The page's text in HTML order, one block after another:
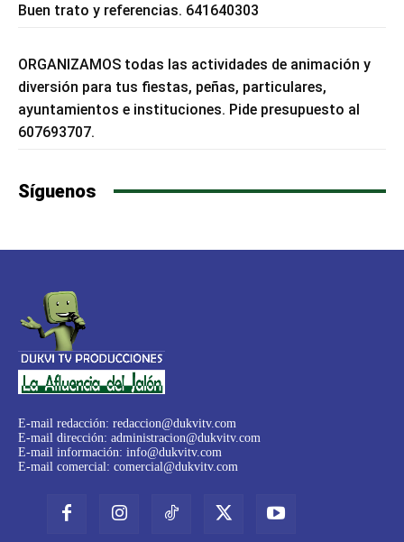
Buen trato y referencias. 641640303
ORGANIZAMOS todas las actividades de animación y
diversión para tus fiestas, peñas, particulares,
ayuntamientos e instituciones. Pide presupuesto al
607693707.
Síguenos
E-mail redacción: redaccion@dukvitv.com
E-mail dirección: administracion@dukvitv.com
E-mail información: info@dukvitv.com
E-mail comercial: comercial@dukvitv.com